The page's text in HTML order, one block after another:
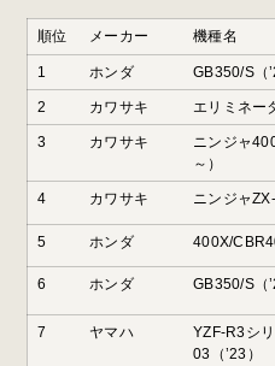
順位 メーカー 機種名
1 ホンダ GB350/S（
2 カワサキ エリミネー
3 カワサキ
ニンジャ
～）
4 カワサキ ニンジャ
5 ホンダ 400X/
6 ホンダ GB350/S（
7 ヤマハ
YZF-R3シ
03（’23）